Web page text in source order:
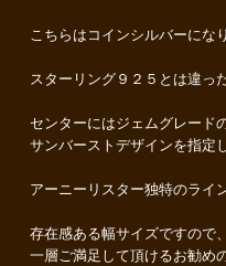
こちらはコインシルバーにな
スターリング９２５とは違っ
センターにはジェムグレード
サンバーストデザインを指定
アーニーリスター独特のライ
存在感ある幅サイズですので
一層ご満足して頂けるお勧め